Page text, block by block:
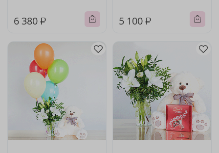
6 380 ₽ 5 100 ₽